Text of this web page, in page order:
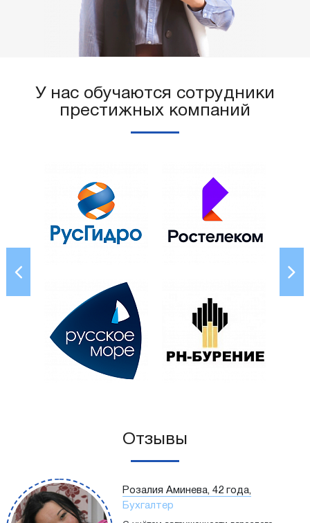
У нас обучаются сотрудники
престижных компаний
Отзывы
Розалия Аминева, 42 года,
Бухгалтер